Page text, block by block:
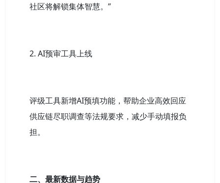
社区将解锁集体智慧。”
2. AI预审工具上线
评级工具新增AI预填功能，帮助企业高效回应
供应链尽职调查等法规要求，减少手动填报负
担。
二、最新数据与趋势